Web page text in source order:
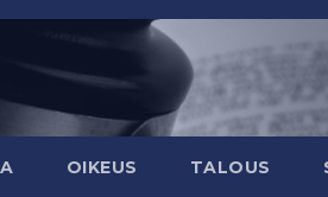
OIKEUS TALOUS